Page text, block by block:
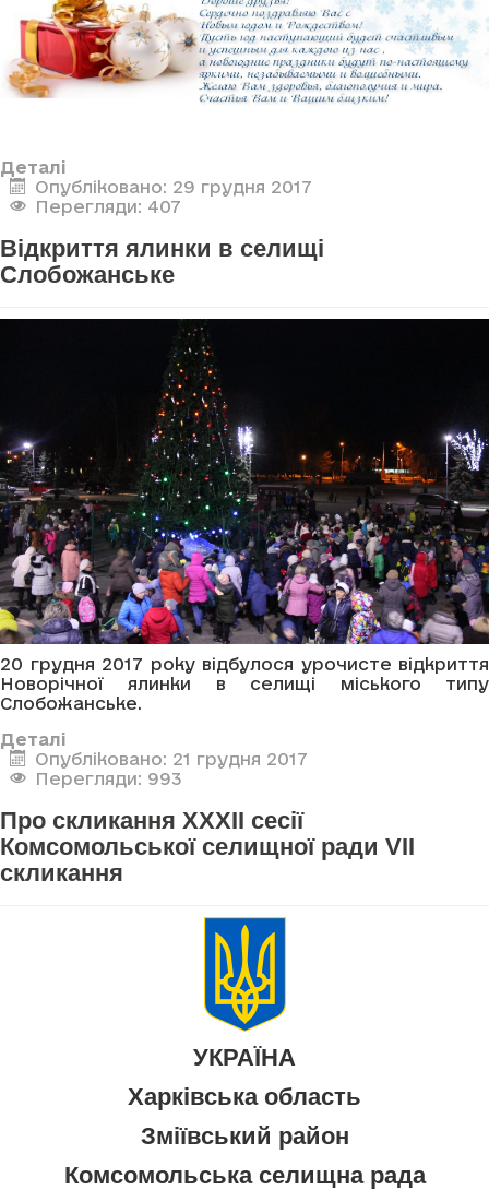
Деталі
Опубліковано: 29 грудня 2017
Перегляди: 407
Відкриття ялинки в селищі
Слобожанське
20 грудня 2017 року відбулося урочисте відкриття
Новорічної ялинки в селищі міського типу
Слобожанське.
Деталі
Опубліковано: 21 грудня 2017
Перегляди: 993
Про скликання XXXII сесії
Комсомольської селищної ради VII
скликання
УКРАЇНА
Харківська область
Зміївський район
Комсомольська селищна рада